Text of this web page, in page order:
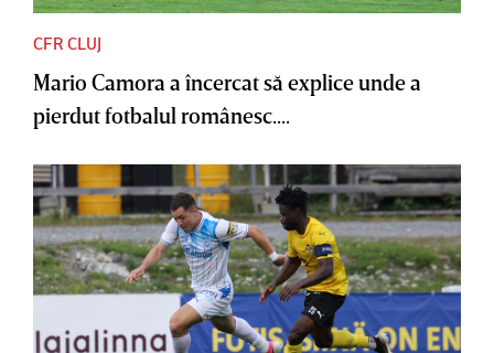
CFR CLUJ
Mario Camora a încercat să explice unde a
pierdut fotbalul românesc....